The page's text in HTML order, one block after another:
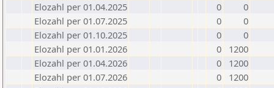
Elozahl per 01.04.2025
0
0
Elozahl per 01.07.2025
0
0
Elozahl per 01.10.2025
0
0
Elozahl per 01.01.2026
0
1200
Elozahl per 01.04.2026
0
1200
Elozahl per 01.07.2026
0
1200